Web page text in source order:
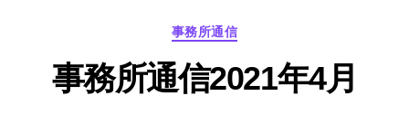
カ
ゴ
リ
事務所通信
事務所通信2021年4月